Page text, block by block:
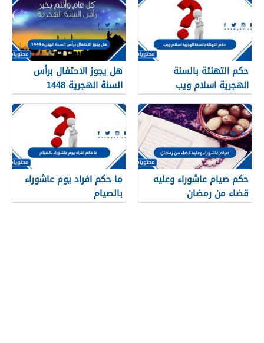
حكم التهنئة بالسنة
الهجرية اسلام ويب
هل يجوز الاحتفال برأس
السنة الهجرية 1448
حكم صيام عاشوراء وعليه
قضاء من رمضان
ما حكم افراد يوم عاشوراء
بالصيام